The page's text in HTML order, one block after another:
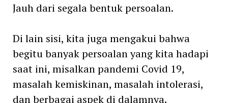
Jauh dari segala bentuk persoalan.
Di lain sisi, kita juga mengakui bahwa
begitu banyak persoalan yang kita hadapi
saat ini, misalkan pandemi Covid 19,
masalah kemiskinan, masalah intolerasi,
dan berbagai aspek di dalamnya.